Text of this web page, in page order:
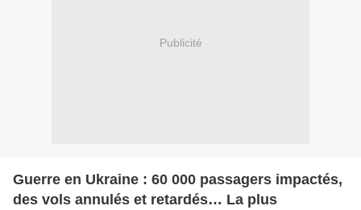
Publicité
Guerre en Ukraine : 60 000 passagers impactés,
des vols annulés et retardés… La plus